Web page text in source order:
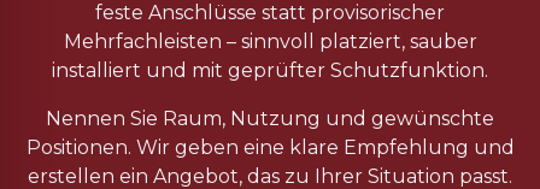
feste Anschlüsse statt provisorischer
Mehrfachleisten – sinnvoll platziert, sauber
installiert und mit geprüfter Schutzfunktion.
Nennen Sie Raum, Nutzung und gewünschte
Positionen. Wir geben eine klare Empfehlung und
erstellen ein Angebot, das zu Ihrer Situation passt.